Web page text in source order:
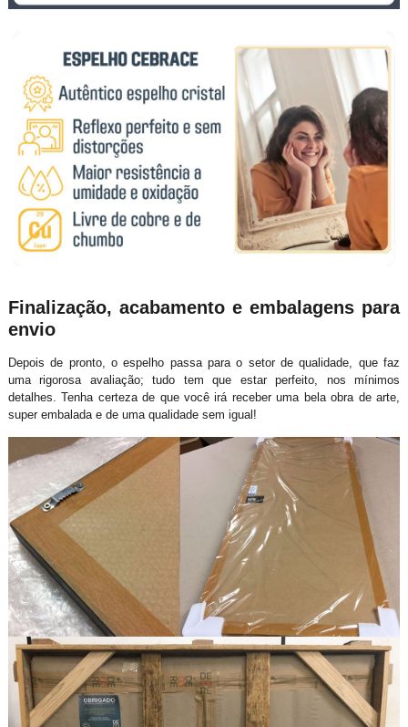
Finalização, acabamento e embalagens para
envio
Depois de pronto, o espelho passa para o setor de qualidade, que faz
uma rigorosa avaliação; tudo tem que estar perfeito, nos mínimos
detalhes. Tenha certeza de que você irá receber uma bela obra de arte,
super embalada e de uma qualidade sem igual!